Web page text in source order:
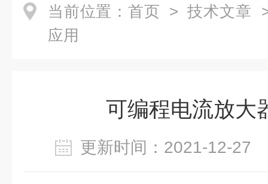
当前位置： 首页 > 技术文章
应用
可编程电流放大
更新时间：2021-12-